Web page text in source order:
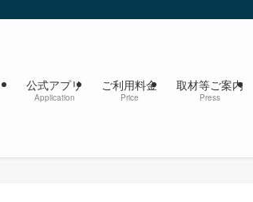
公式アプリ
Application
ご利用料金
Price
取材等ご案内
Press